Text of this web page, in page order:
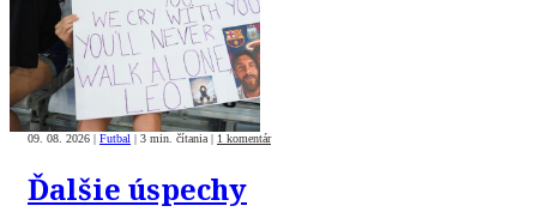
09. 08. 2026 | Futbal | 3 min. čítania | 1 komentár
Ďalšie úspechy